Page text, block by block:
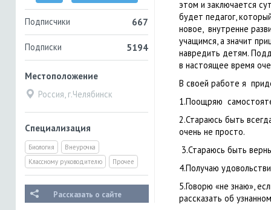
Подписчики 667
Подписки 5194
Местоположение
Россия, г.Челябинск
Специализация
Биология
Внеурочка
Классному руководителю
Прочее
Рассказать о сайте
этом и заключается
будет педагог,
новое, внутренне
учащимся, а значит
навредить детям.
в настоящее время
В своей работе я
1.Поощряю
2.Стараюсь быть
очень не просто.
3.Стараюсь быть
4.Получаю
5.Говорю «не знаю»,
рассказать об